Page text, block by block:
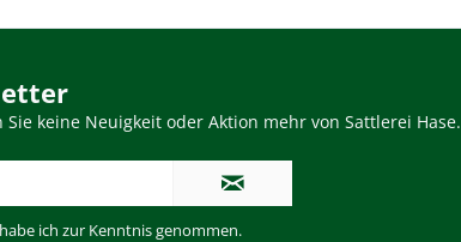
keine Neuigkeit oder Aktion mehr von Sattlerei Hase.
habe ich zur Kenntnis genommen.